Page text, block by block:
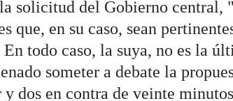
solicitud del Gobierno central,
que, en su caso, sean
todo caso, la suya, no es la
someter a debate la
dos en contra de veinte